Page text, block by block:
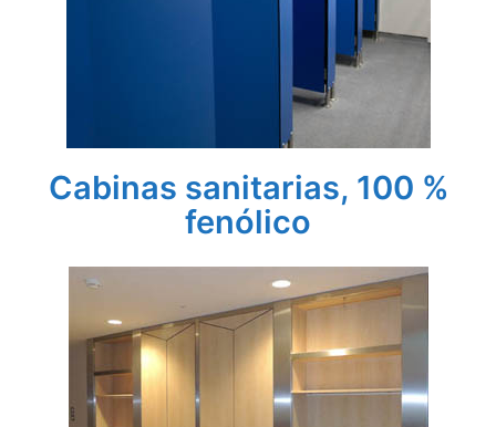
Cabinas sanitarias, 100 %
fenólico